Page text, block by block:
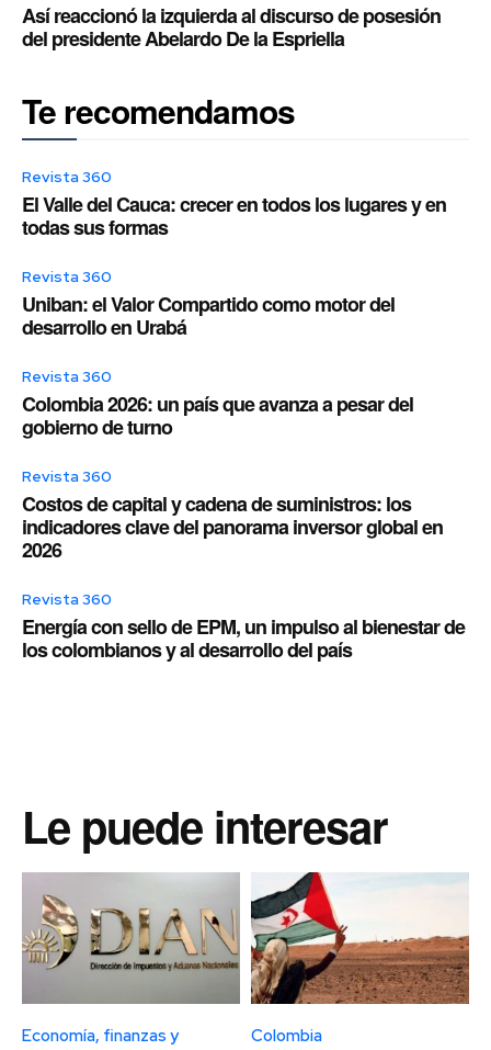
Así reaccionó la izquierda al discurso de posesión
del presidente Abelardo De la Espriella
Te recomendamos
Revista 360
El Valle del Cauca: crecer en todos los lugares y en
todas sus formas
Revista 360
Uniban: el Valor Compartido como motor del
desarrollo en Urabá
Revista 360
Colombia 2026: un país que avanza a pesar del
gobierno de turno
Revista 360
Costos de capital y cadena de suministros: los
indicadores clave del panorama inversor global en
2026
Revista 360
Energía con sello de EPM, un impulso al bienestar de
los colombianos y al desarrollo del país
Le puede interesar
Economía, finanzas y
Colombia